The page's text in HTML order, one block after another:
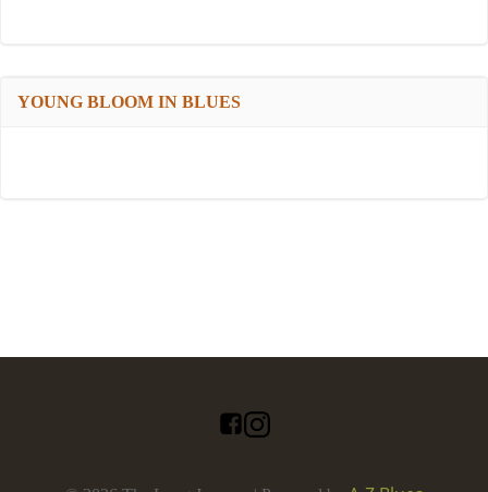
YOUNG BLOOM IN BLUES